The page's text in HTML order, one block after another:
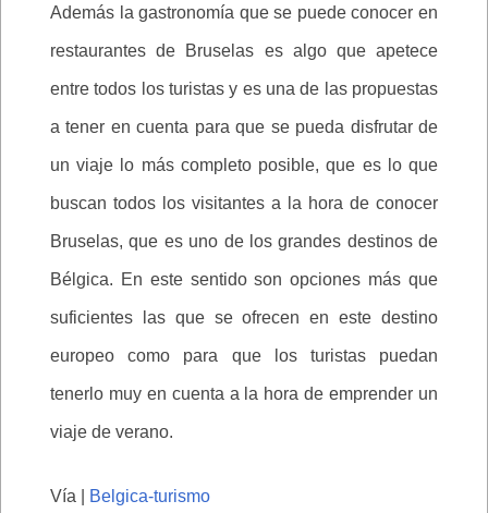
Además la gastronomía que se puede conocer en
restaurantes de Bruselas es algo que apetece
entre todos los turistas y es una de las propuestas
a tener en cuenta para que se pueda disfrutar de
un viaje lo más completo posible, que es lo que
buscan todos los visitantes a la hora de conocer
Bruselas, que es uno de los grandes destinos de
Bélgica. En este sentido son opciones más que
suficientes las que se ofrecen en este destino
europeo como para que los turistas puedan
tenerlo muy en cuenta a la hora de emprender un
viaje de verano.
Vía | Belgica-turismo